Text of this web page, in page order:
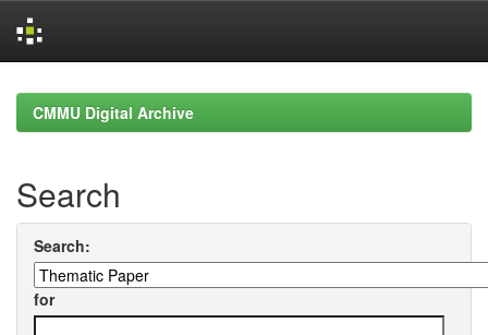
navigationCMMU Digital Archive
Search
Search:
for